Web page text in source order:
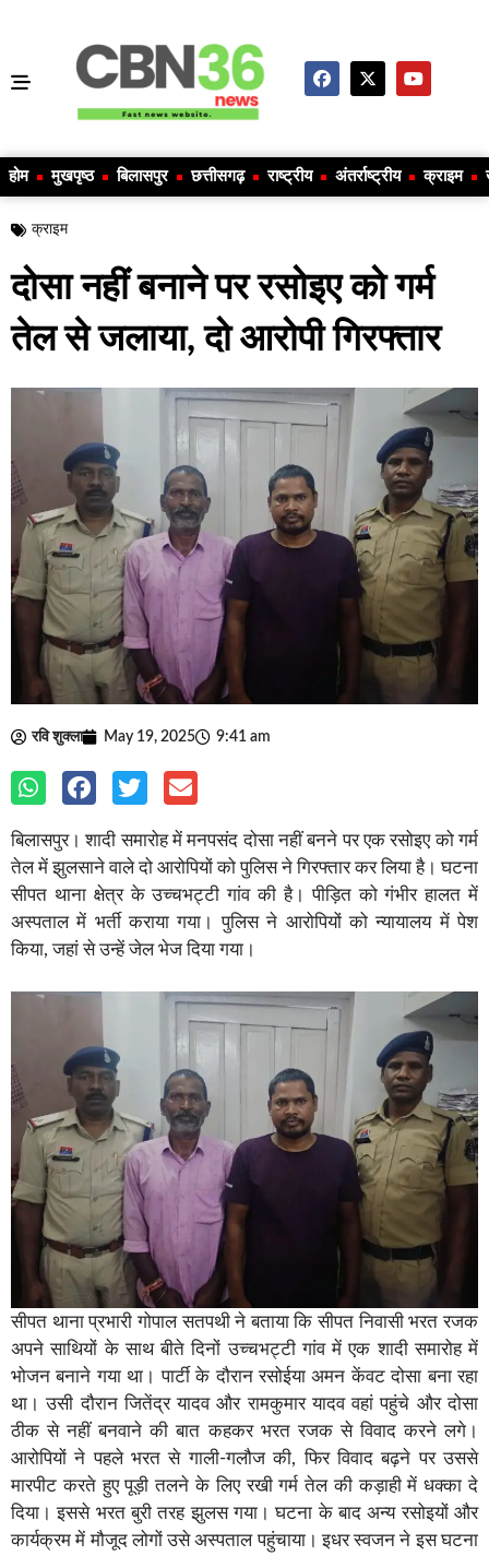
होम मुखपृष्ठ बिलासपुर छत्तीसगढ़ राष्ट्रीय अंतर्राष्ट्रीय क्राइम
क्राइम
दोसा नहीं बनाने पर रसोइए को गर्म
तेल से जलाया, दो आरोपी गिरफ्तार
रवि शुक्ला May 19, 2025 9:41 am
बिलासपुर। शादी समारोह में मनपसंद दोसा नहीं बनने पर एक रसोइए को गर्म
तेल में झुलसाने वाले दो आरोपियों को पुलिस ने गिरफ्तार कर लिया है। घटना
सीपत थाना क्षेत्र के उच्चभट्टी गांव की है। पीड़ित को गंभीर हालत में
अस्पताल में भर्ती कराया गया। पुलिस ने आरोपियों को न्यायालय में पेश
किया, जहां से उन्हें जेल भेज दिया गया।
सीपत थाना प्रभारी गोपाल सतपथी ने बताया कि सीपत निवासी भरत रजक
अपने साथियों के साथ बीते दिनों उच्चभट्टी गांव में एक शादी समारोह में
भोजन बनाने गया था। पार्टी के दौरान रसोईया अमन केंवट दोसा बना रहा
था। उसी दौरान जितेंद्र यादव और रामकुमार यादव वहां पहुंचे और दोसा
ठीक से नहीं बनवाने की बात कहकर भरत रजक से विवाद करने लगे।
आरोपियों ने पहले भरत से गाली-गलौज की, फिर विवाद बढ़ने पर उससे
मारपीट करते हुए पूड़ी तलने के लिए रखी गर्म तेल की कड़ाही में धक्का दे
दिया। इससे भरत बुरी तरह झुलस गया। घटना के बाद अन्य रसोइयों और
कार्यक्रम में मौजूद लोगों उसे अस्पताल पहुंचाया। इधर स्वजन ने इस घटना